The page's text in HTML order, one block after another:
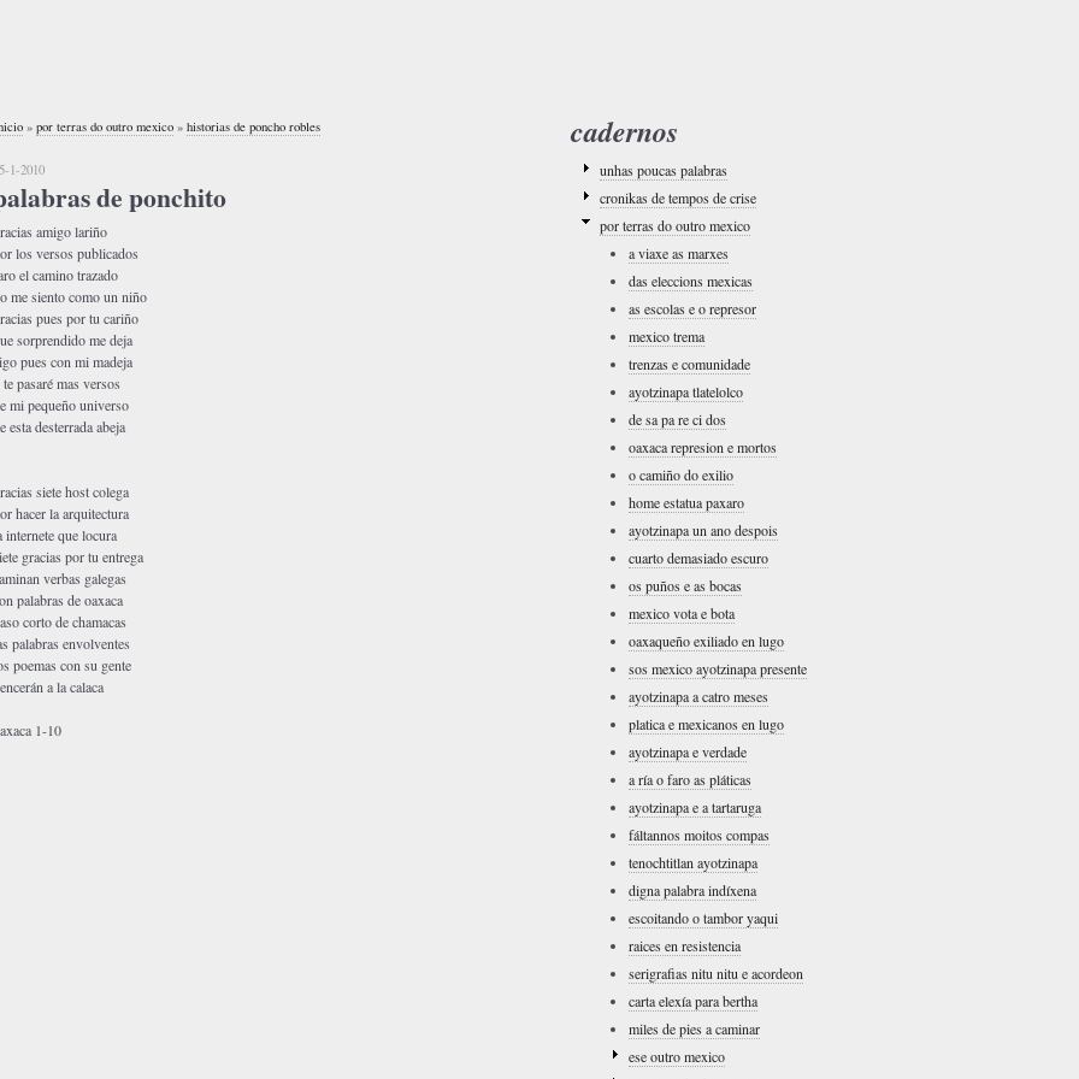
» por terras do outro mexico » historias de poncho robles
1-2010
de ponchito
amigo lariño
los versos publicados
el camino trazado
me siento como un niño
pues por tu cariño
sorprendido me deja
pues con mi madeja
pasaré mas versos
mi pequeño universo
esta desterrada abeja
siete host colega
hacer la arquitectura
internete que locura
gracias por tu entrega
verbas galegas
palabras de oaxaca
corto de chamacas
palabras envolventes
poemas con su gente
a la calaca
1-10
cadernos
unhas poucas palabras
cronikas de tempos de crise
por terras do outro mexico
a viaxe as marxes
das eleccions mexicas
as escolas e o represor
mexico trema
trenzas e comunidade
ayotzinapa tlatelolco
de sa pa re ci dos
oaxaca represion e mortos
o camiño do exilio
home estatua paxaro
ayotzinapa un ano despois
cuarto demasiado escuro
os puños e as bocas
mexico vota e bota
oaxaqueño exiliado en lugo
sos mexico ayotzinapa presente
ayotzinapa a catro meses
platica e mexicanos en lugo
ayotzinapa e verdade
a ría o faro as pláticas
ayotzinapa e a tartaruga
fáltannos moitos compas
tenochtitlan ayotzinapa
digna palabra indíxena
escoitando o tambor yaqui
raices en resistencia
serigrafias nitu nitu e acordeon
carta elexía para bertha
miles de pies a caminar
ese outro mexico